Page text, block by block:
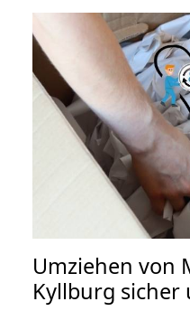
Umziehen von
Kyllburg sicher